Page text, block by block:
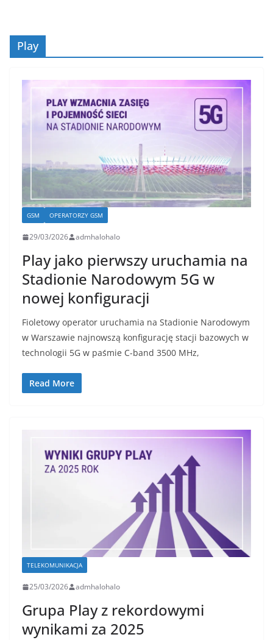
Play
GSM OPERATORZY GSM
29/03/2026 admhalohalo
Play jako pierwszy uruchamia na
Stadionie Narodowym 5G w
nowej konfiguracji
Fioletowy operator uruchamia na Stadionie Narodowym
w Warszawie najnowszą konfigurację stacji bazowych w
technologii 5G w paśmie C-band 3500 MHz,
Read More
TELEKOMUNIKACJA
25/03/2026 admhalohalo
Grupa Play z rekordowymi
wynikami za 2025